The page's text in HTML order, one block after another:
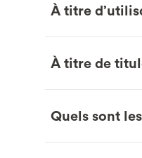
À titre
À titre de
Quels sont